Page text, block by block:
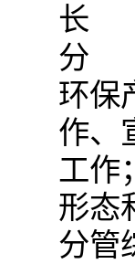
长
分
环保
作、
工作
形态
分管